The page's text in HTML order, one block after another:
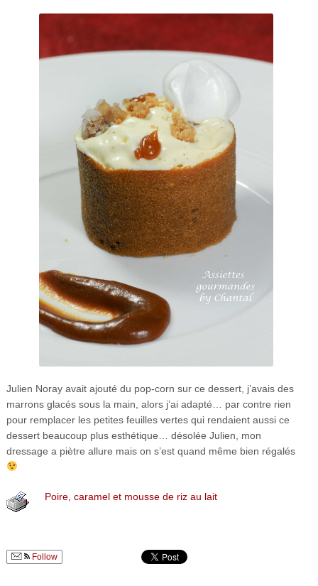
Julien Noray avait ajouté du pop-corn sur ce dessert, j’avais des
marrons glacés sous la main, alors j’ai adapté… par contre rien
pour remplacer les petites feuilles vertes qui rendaient aussi ce
dessert beaucoup plus esthétique… désolée Julien, mon
dressage a piètre allure mais on s’est quand même bien régalés
Poire, caramel et mousse de riz au lait
Follow